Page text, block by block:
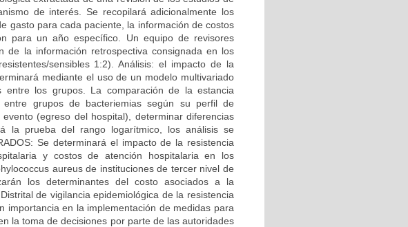
de interés. Se recopilará adicionalmente los
gasto para cada paciente, la información de costos
para un año específico. Un equipo de revisores
de la información retrospectiva consignada en los
sensibles 1:2). Análisis: el impacto de la
mediante el uso de un modelo multivariado
entre los grupos. La comparación de la estancia
grupos de bacteriemias según su perfil de
(egreso del hospital), determinar diferencias
la prueba del rango logarítmico, los análisis se
Se determinará el impacto de la resistencia
y costos de atención hospitalaria en los
aureus de instituciones de tercer nivel de
los determinantes del costo asociados a la
de vigilancia epidemiológica de la resistencia
importancia en la implementación de medidas para
la toma de decisiones por parte de las autoridades